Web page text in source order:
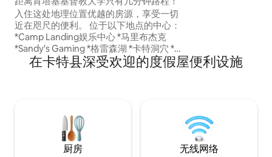
入住这处地理位置优越的房源，享受一切
近在咫尺的便利。 位于以下地点的中心：
*Camp Landing娱乐中心 *马里布杰克
*Sandy's Gaming *格雷森湖 *卡特洞穴 *格
林博湖 *挡泥板 *越野冒险 坐落在主干道上
（我们有一台音响机，可以帮助您应对交
边聆听鸟儿的歌声，或在卧室窗户旁观看
在卡特县深受欢迎的度假屋便利设施
厨房 无线网络